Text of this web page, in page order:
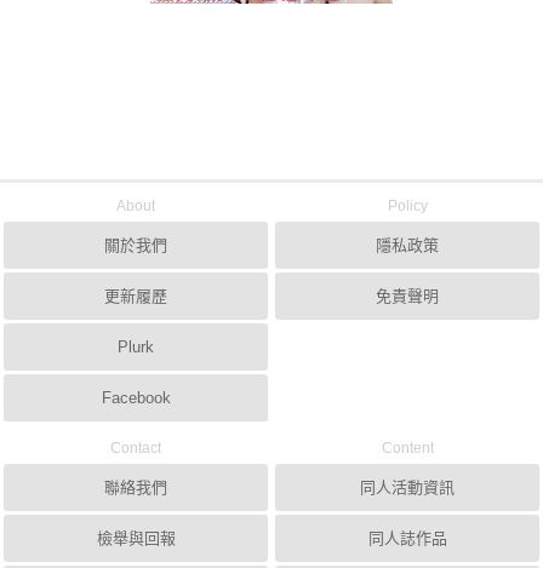
About
關於我們
更新履歷
Plurk
Facebook
Policy
隱私政策
免責聲明
Contact
聯絡我們
檢舉與回報
Content
同人活動資訊
同人誌作品